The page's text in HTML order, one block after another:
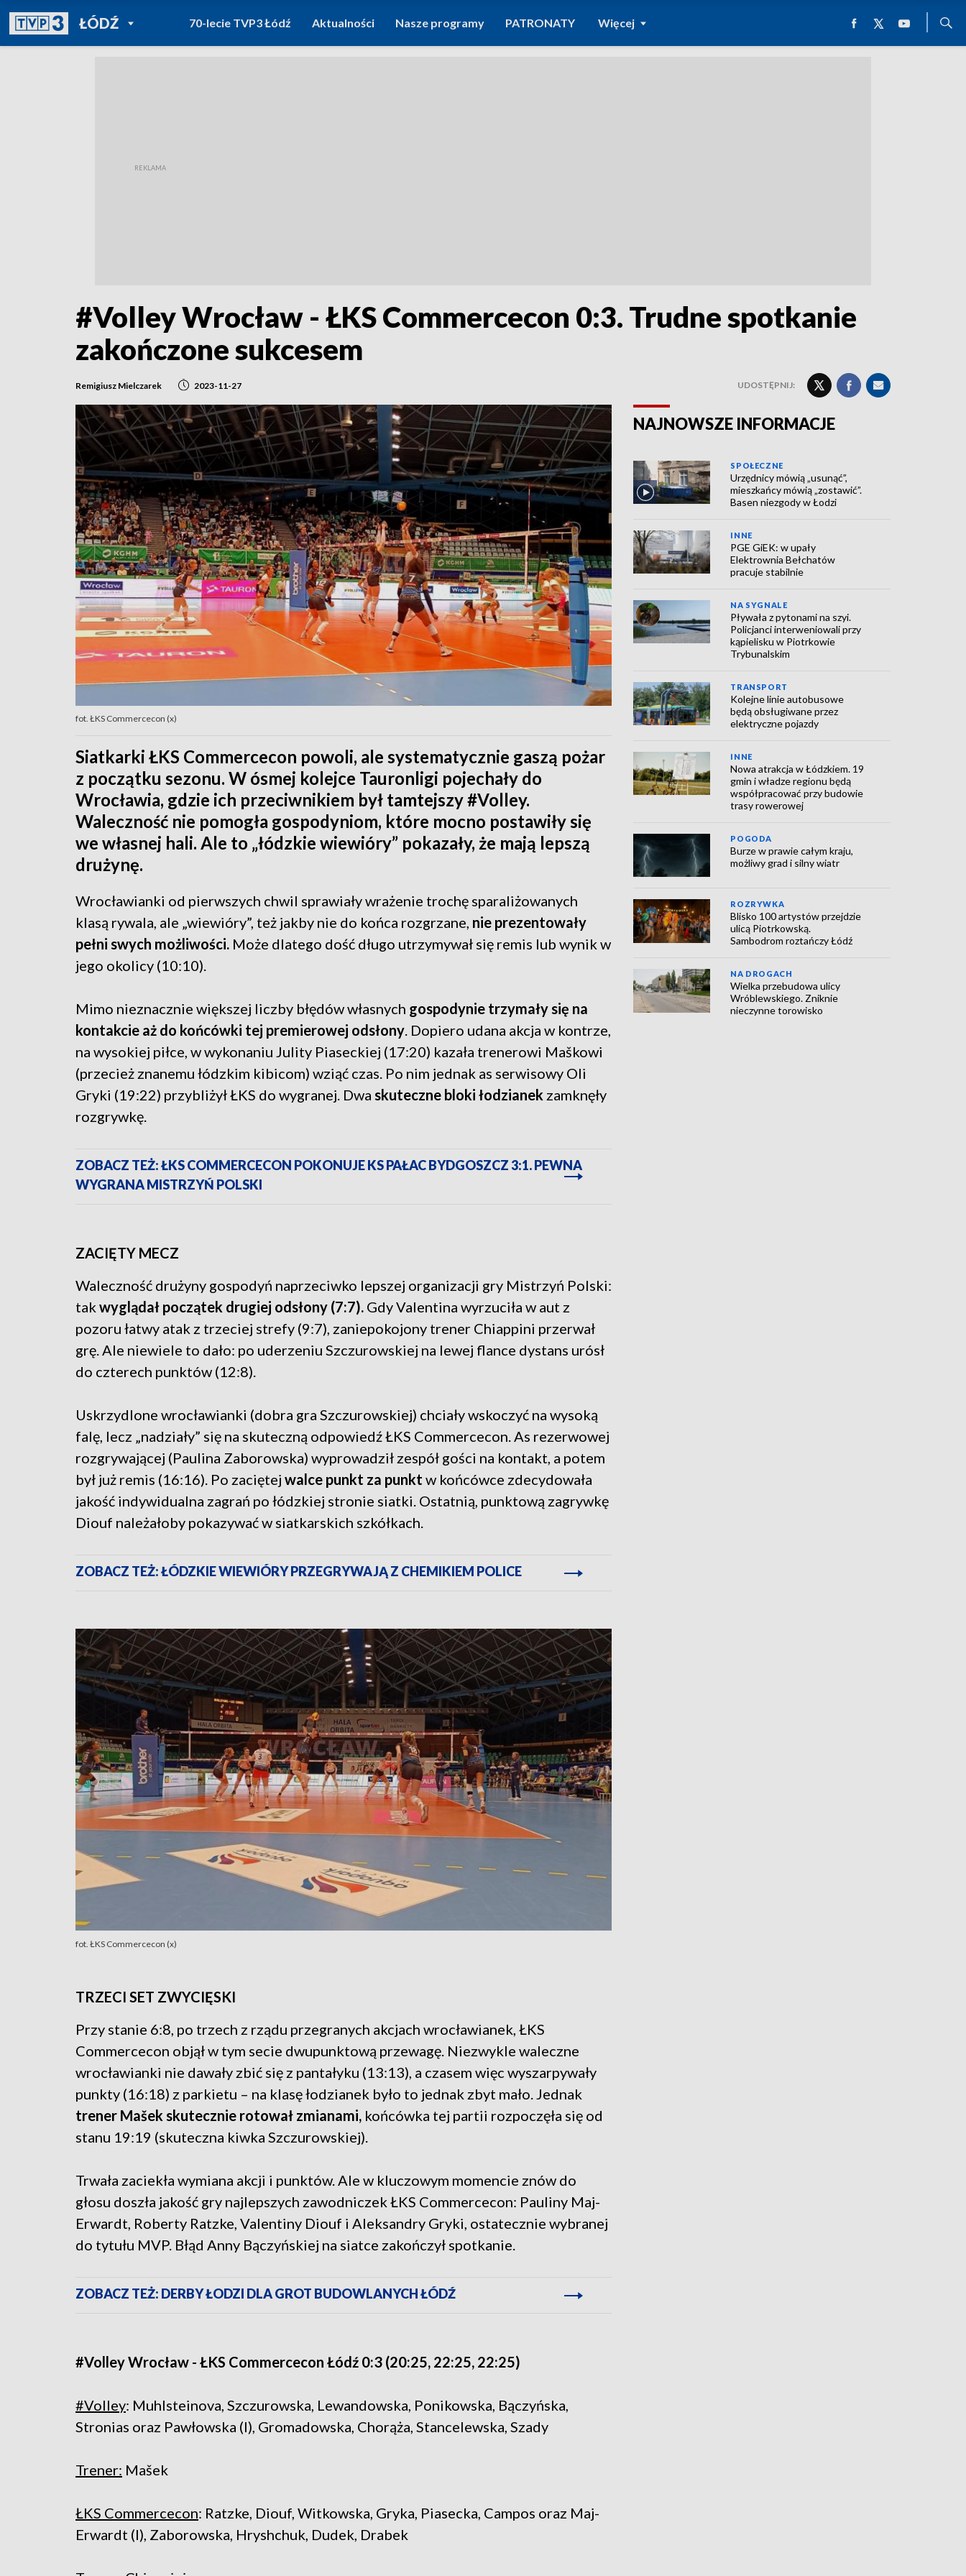
ŁÓDŹPOWRÓT DO
TVP REGIONY
70-lecie TVP3 Łódź Aktualności Nasze programy PATRONATY Więcej
#Volley Wrocław - ŁKS Commercecon 0:3. Trudne spotkanie
zakończone sukcesem
Remigiusz Mielczarek 2023-11-27 UDOSTĘPNIJ:
fot. ŁKS Commercecon (x)
Siatkarki ŁKS Commercecon powoli, ale systematycznie gaszą pożar
z początku sezonu. W ósmej kolejce Tauronligi pojechały do
Wrocławia, gdzie ich przeciwnikiem był tamtejszy #Volley.
Waleczność nie pomogła gospodyniom, które mocno postawiły się
we własnej hali. Ale to „łódzkie wiewióry” pokazały, że mają lepszą
drużynę.
Wrocławianki od pierwszych chwil sprawiały wrażenie trochę sparaliżowanych
klasą rywala, ale „wiewióry”, też jakby nie do końca rozgrzane, nie prezentowały
pełni swych możliwości. Może dlatego dość długo utrzymywał się remis lub wynik w
jego okolicy (10:10).
Mimo nieznacznie większej liczby błędów własnych gospodynie trzymały się na
kontakcie aż do końcówki tej premierowej odsłony. Dopiero udana akcja w kontrze,
na wysokiej piłce, w wykonaniu Julity Piaseckiej (17:20) kazała trenerowi Maškowi
(przecież znanemu łódzkim kibicom) wziąć czas. Po nim jednak as serwisowy Oli
Gryki (19:22) przybliżył ŁKS do wygranej. Dwa skuteczne bloki łodzianek zamknęły
rozgrywkę.
ZOBACZ TEŻ: ŁKS COMMERCECON POKONUJE KS PAŁAC BYDGOSZCZ 3:1. PEWNA
WYGRANA MISTRZYŃ POLSKI
ZACIĘTY MECZ
Waleczność drużyny gospodyń naprzeciwko lepszej organizacji gry Mistrzyń Polski:
tak wyglądał początek drugiej odsłony (7:7). Gdy Valentina wyrzuciła w aut z
pozoru łatwy atak z trzeciej strefy (9:7), zaniepokojony trener Chiappini przerwał
grę. Ale niewiele to dało: po uderzeniu Szczurowskiej na lewej flance dystans urósł
do czterech punktów (12:8).
Uskrzydlone wrocławianki (dobra gra Szczurowskiej) chciały wskoczyć na wysoką
falę, lecz „nadziały” się na skuteczną odpowiedź ŁKS Commercecon. As rezerwowej
rozgrywającej (Paulina Zaborowska) wyprowadził zespół gości na kontakt, a potem
był już remis (16:16). Po zaciętej walce punkt za punkt w końcówce zdecydowała
jakość indywidualna zagrań po łódzkiej stronie siatki. Ostatnią, punktową zagrywkę
Diouf należałoby pokazywać w siatkarskich szkółkach.
ZOBACZ TEŻ: ŁÓDZKIE WIEWIÓRY PRZEGRYWAJĄ Z CHEMIKIEM POLICE
fot. ŁKS Commercecon (x)
TRZECI SET ZWYCIĘSKI
Przy stanie 6:8, po trzech z rządu przegranych akcjach wrocławianek, ŁKS
Commercecon objął w tym secie dwupunktową przewagę. Niezwykle waleczne
wrocławianki nie dawały zbić się z pantałyku (13:13), a czasem więc wyszarpywały
punkty (16:18) z parkietu – na klasę łodzianek było to jednak zbyt mało. Jednak
trener Mašek skutecznie rotował zmianami, końcówka tej partii rozpoczęła się od
stanu 19:19 (skuteczna kiwka Szczurowskiej).
Trwała zaciekła wymiana akcji i punktów. Ale w kluczowym momencie znów do
głosu doszła jakość gry najlepszych zawodniczek ŁKS Commercecon: Pauliny Maj-
Erwardt, Roberty Ratzke, Valentiny Diouf i Aleksandry Gryki, ostatecznie wybranej
do tytułu MVP. Błąd Anny Bączyńskiej na siatce zakończył spotkanie.
ZOBACZ TEŻ: DERBY ŁODZI DLA GROT BUDOWLANYCH ŁÓDŹ
#Volley Wrocław - ŁKS Commercecon Łódź 0:3 (20:25, 22:25, 22:25)
#Volley: Muhlsteinova, Szczurowska, Lewandowska, Ponikowska, Bączyńska,
Stronias oraz Pawłowska (l), Gromadowska, Chorąża, Stancelewska, Szady
Trener: Mašek
ŁKS Commercecon: Ratzke, Diouf, Witkowska, Gryka, Piasecka, Campos oraz Maj-
Erwardt (l), Zaborowska, Hryshchuk, Dudek, Drabek
NAJNOWSZE INFORMACJE
SPOŁECZNE
Urzędnicy mówią „usunąć”,
mieszkańcy mówią „zostawić”.
Basen niezgody w Łodzi
INNE
PGE GiEK: w upały
Elektrownia Bełchatów
pracuje stabilnie
NA SYGNALE
Pływała z pytonami na szyi.
Policjanci interweniowali przy
kąpielisku w Piotrkowie
Trybunalskim
TRANSPORT
Kolejne linie autobusowe
będą obsługiwane przez
elektryczne pojazdy
INNE
Nowa atrakcja w Łódzkiem. 19
gmin i władze regionu będą
współpracować przy budowie
trasy rowerowej
POGODA
Burze w prawie całym kraju,
możliwy grad i silny wiatr
ROZRYWKA
Blisko 100 artystów przejdzie
ulicą Piotrkowską.
Sambodrom roztańczy Łódź
NA DROGACH
Wielka przebudowa ulicy
Wróblewskiego. Zniknie
nieczynne torowisko